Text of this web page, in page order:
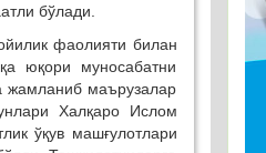
бўлади.
фаолияти билан
юқори муносабатни
жамланиб маърузалар
Халқаро Ислом
ўқув машғулотлари